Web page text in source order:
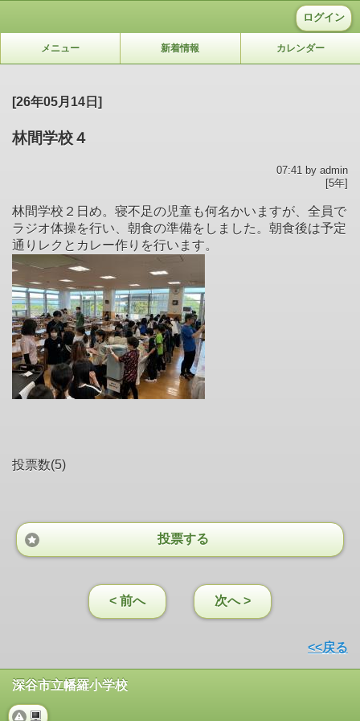
ログイン
メニュー 新着情報 カレンダー
[26年05月14日]
林間学校４
07:41 by admin
[5年]
林間学校２日め。寝不足の児童も何名かいますが、全員で
ラジオ体操を行い、朝食の準備をしました。朝食後は予定
通りレクとカレー作りを行います。
投票数(5)
投票する
< 前へ 次へ >
<<戻る
深谷市立幡羅小学校